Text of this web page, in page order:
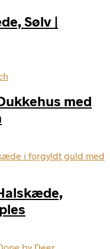
Sølv |
med